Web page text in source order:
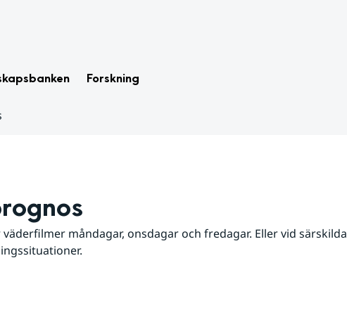
Forskning
måndagar, onsdagar och fredagar. Eller vid särskilda